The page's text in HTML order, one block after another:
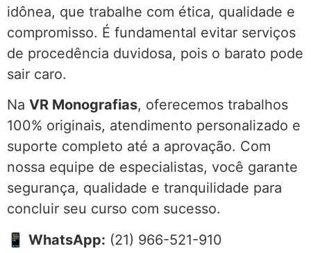
idônea, que trabalhe com ética, qualidade e
compromisso. É fundamental evitar serviços
de procedência duvidosa, pois o barato pode
sair caro.
Na VR Monografias, oferecemos trabalhos
100% originais, atendimento personalizado e
suporte completo até a aprovação. Com
nossa equipe de especialistas, você garante
segurança, qualidade e tranquilidade para
concluir seu curso com sucesso.
📱 WhatsApp: (21) 966-521-910